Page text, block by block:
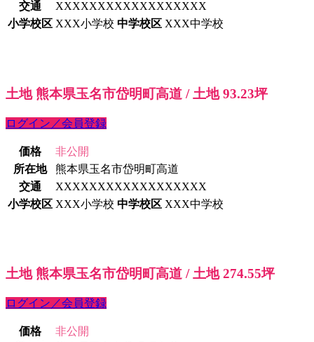
交通
XXXXXXXXXXXXXXXXXX
小学校区 XXX小学校 中学校区 XXX中学校
土地 熊本県玉名市岱明町高道 / 土地 93.23坪
ログイン／会員登録
価格
非公開
所在地
熊本県玉名市岱明町高道
交通
XXXXXXXXXXXXXXXXXX
小学校区 XXX小学校 中学校区 XXX中学校
土地 熊本県玉名市岱明町高道 / 土地 274.55坪
ログイン／会員登録
価格
非公開